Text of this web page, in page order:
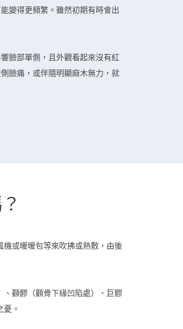
變得更頻繁。雖然初期有時會出
臉部單側，且外觀看起來沒有紅
臉痛，或伴隨明顯麻木無力，就
或暖暖包等來吹拂或熱敷，由後
顴髎（顴骨下緣凹陷處）、巨髎
。